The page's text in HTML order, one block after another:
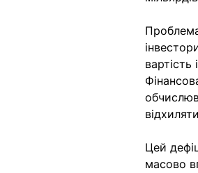
Цей
масово